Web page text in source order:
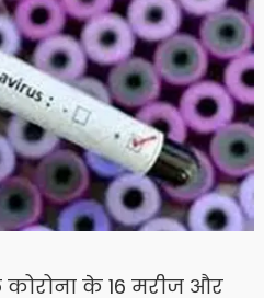
कोरोना के 16 मरीज और